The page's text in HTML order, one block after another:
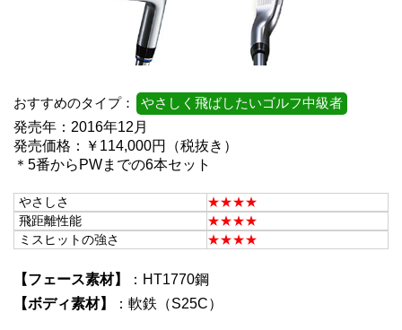
おすすめのタイプ：
やさしく飛ばしたいゴルフ中級者
発売年：2016年12月
発売価格：￥114,000円（税抜き）
＊5番からPWまでの6本セット
やさしさ
★★★★
飛距離性能
★★★★
ミスヒットの強さ
★★★★
【フェース素材】
：HT1770鋼
【ボディ素材】
：軟鉄（S25C）